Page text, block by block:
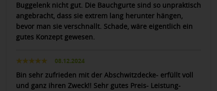
Buggelenk nicht gut. Die Bauchgurte sind so unpraktisch
angebracht, dass sie extrem lang herunter hängen,
bevor man sie verschnallt. Schade, wäre eigentlich ein
gutes Konzept gewesen.
08.12.2024
Bin sehr zufrieden mit der Abschwitzdecke- erfüllt voll
und ganz ihren Zweck!! Sehr gutes Preis- Leistung-